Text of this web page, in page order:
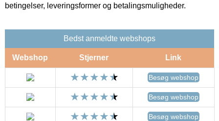
betingelser, leveringsformer og betalingsmuligheder.
Bedst anmeldte webshops
Webshop Stjerner Link
Besøg webshop
Besøg webshop
Besøg webshop